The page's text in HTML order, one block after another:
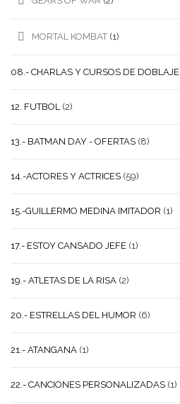
MORTAL KOMBAT (1)
08.- CHARLAS Y CURSOS DE DOBLAJE
12. FUTBOL (2)
13.- BATMAN DAY - OFERTAS (8)
14.-ACTORES Y ACTRICES (59)
15.-GUILLERMO MEDINA IMITADOR (1)
17.- ESTOY CANSADO JEFE (1)
19.- ATLETAS DE LA RISA (2)
20.- ESTRELLAS DEL HUMOR (6)
21.- ATANGANA (1)
22.- CANCIONES PERSONALIZADAS (1)